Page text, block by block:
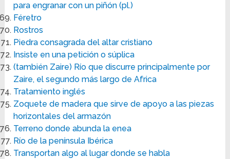
para engranar con un piñón (pl.)
Féretro
Rostros
Piedra consagrada del altar cristiano
Insiste en una petición o súplica
(también Zaire) Río que discurre principalmente por
Zaire, el segundo más largo de Africa
Tratamiento inglés
Zoquete de madera que sirve de apoyo a las piezas
horizontales del armazón
Terreno donde abunda la enea
Río de la península Ibérica
Transportan algo al lugar donde se habla